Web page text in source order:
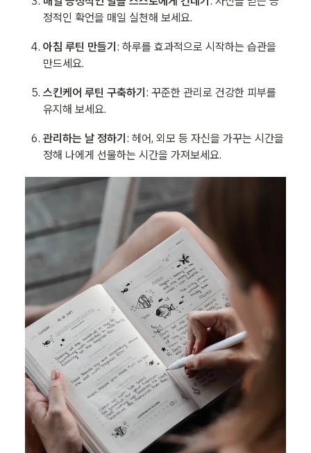
정적인 확언을 매일 실천해 보세요.
아침 루틴 만들기 : 하루를 효과적으로 시작하는 습관을
만드세요.
스킨케어 루틴 구축하기 : 꾸준한 관리로 건강한 피부를
유지해 보세요.
관리하는 날 정하기 : 헤어, 외모 등 자신을 가꾸는 시간을
정해 나에게 선물하는 시간을 가져보세요.